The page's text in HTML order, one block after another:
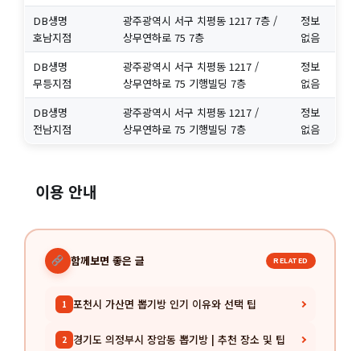
DB생명
호남지점
광주광역시 서구 치평동 1217 7층 /
상무연하로 75 7층
정보
없음
DB생명
무등지점
광주광역시 서구 치평동 1217 /
상무연하로 75 기행빌딩 7층
정보
없음
DB생명
전남지점
광주광역시 서구 치평동 1217 /
상무연하로 75 기행빌딩 7층
정보
없음
이용 안내
함께보면 좋은 글 RELATED
1 포천시 가산면 뽑기방 인기 이유와 선택 팁
2 경기도 의정부시 장암동 뽑기방 | 추천 장소 및 팁